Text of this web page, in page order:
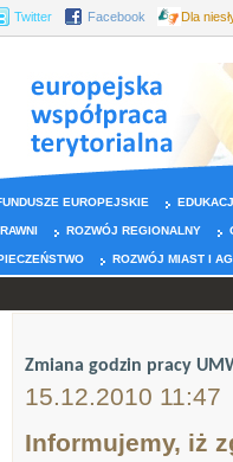
Twitter Facebook Dla
EUROPEJSKIE
ROZWÓJ REGIONALNY
ROZWÓJ MIAST I
Zmiana godzin pracy
15.12.2010 11:47
Informujemy, iż